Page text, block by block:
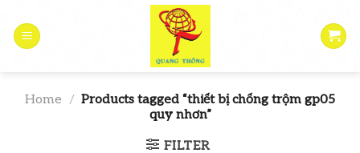
content
Home / Products tagged “thiết bị chống trộm gp05
quy nhơn”
FILTER